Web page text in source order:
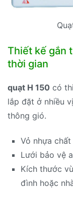
Thiết kế gắn
thời gian
quạt H 150 có
lắp đặt ở nhiều
thông gió.
Vỏ nhựa
Lưới bảo vệ
Kích thước
đình hoặc